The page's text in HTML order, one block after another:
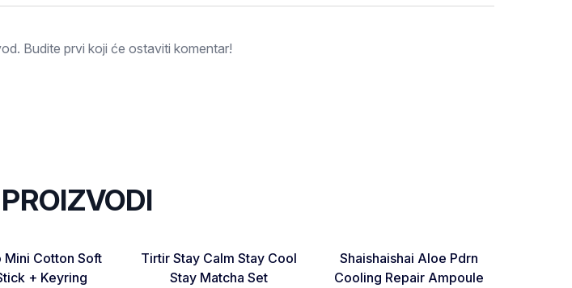
Ocjena
Pošaljite pregled
Budite prvi koji će ostaviti komentar!
Favorite
Mini Cotton Soft
+ Keyring
Favorite
Tirtir Stay Calm Stay Cool
Stay Matcha Set
Favorite
Shaishaishai Aloe Pdrn
Cooling Repair Ampoule